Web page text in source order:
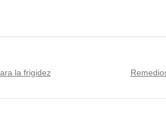
la frigidez
Next